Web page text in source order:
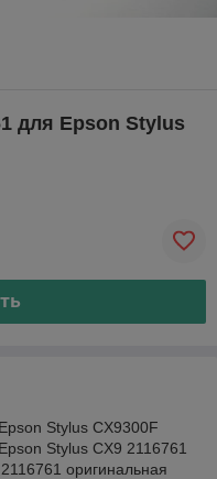
для Epson Stylus
Stylus CX9300F
Stylus CX9 2116761
оригинальная